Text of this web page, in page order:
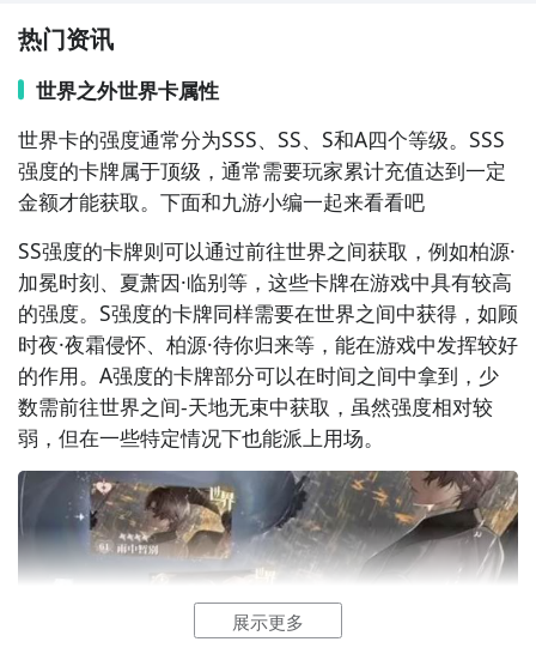
热门资讯
世界之外世界卡属性
世界卡的强度通常分为SSS、SS、S和A四个等级。SSS
强度的卡牌属于顶级，通常需要玩家累计充值达到一定
金额才能获取。下面和九游小编一起来看看吧
SS强度的卡牌则可以通过前往世界之间获取，例如柏源·
加冕时刻、夏萧因·临别等，这些卡牌在游戏中具有较高
的强度。S强度的卡牌同样需要在世界之间中获得，如顾
时夜·夜霜侵怀、柏源·待你归来等，能在游戏中发挥较好
的作用。A强度的卡牌部分可以在时间之间中拿到，少
数需前往世界之间-天地无束中获取，虽然强度相对较
弱，但在一些特定情况下也能派上用场。
展示更多